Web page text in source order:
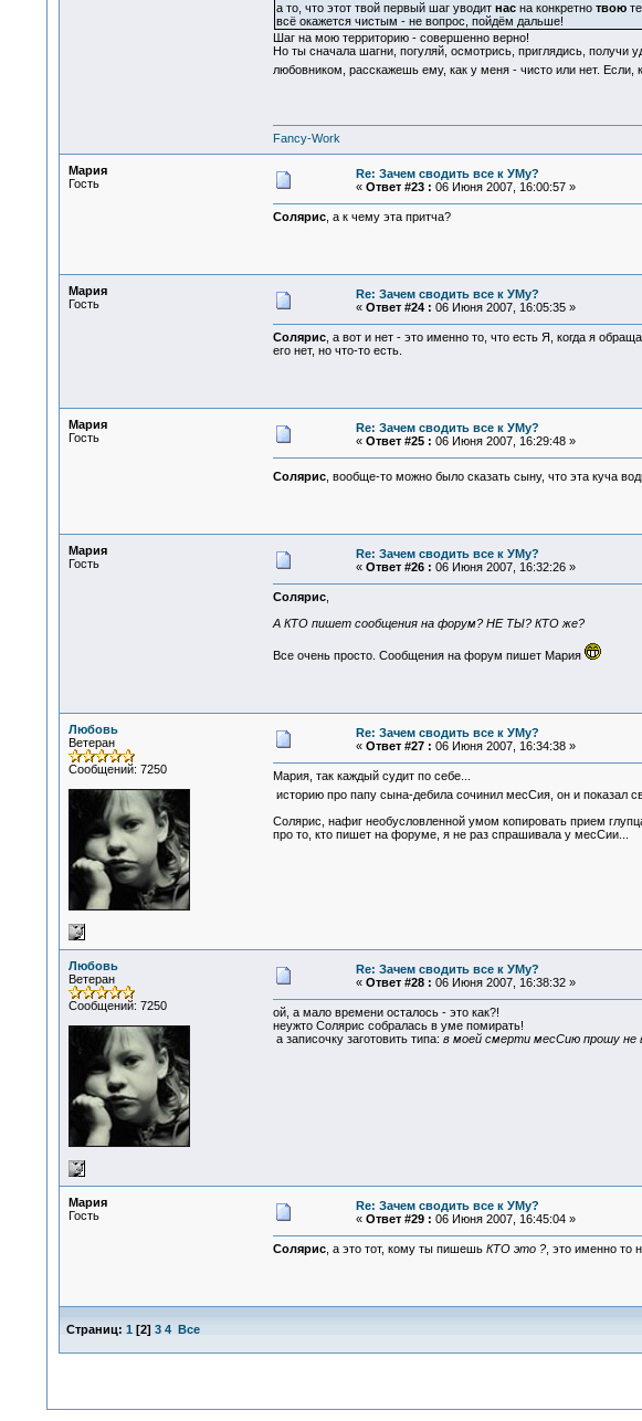
а то, что этот твой первый шаг уводит насна конкретно твою
всё окажется чистым - не вопрос, пойдём дальше!
Шаг на мою территорию - совершенно верно!
Но ты сначала шагни, погуляй, осмотрись, приглядись,
любовником, расскажешь ему, как у меня - чисто или нет. Если,
Fancy-Work
Мария
Гость
Re: Зачем сводить все к УМу?
« Ответ #23 : 06 Июня 2007, 16:00:57 »
Солярис, а к чему эта притча?
Мария
Гость
Re: Зачем сводить все к УМу?
« Ответ #24 : 06 Июня 2007, 16:05:35 »
Солярис, а вот и нет - это именно то, что есть Я, когда я
его нет, но что-то есть.
Мария
Гость
Re: Зачем сводить все к УМу?
« Ответ #25 : 06 Июня 2007, 16:29:48 »
Солярис, вообще-то можно было сказать сыну, что эта куча
Мария
Гость
Re: Зачем сводить все к УМу?
« Ответ #26 : 06 Июня 2007, 16:32:26 »
Солярис,
А КТО пишет сообщения на форум? НЕ ТЫ? КТО же?
Все очень просто. Сообщения на форум пишет Мария
Любовь
Ветеран
Сообщений: 7250
Re: Зачем сводить все к УМу?
« Ответ #27 : 06 Июня 2007, 16:34:38 »
Мария, так каждый судит по себе...
историю про папу сына-дебила сочинил месСия, он и показал
Солярис, нафиг необусловленной умом копировать прием
про то, кто пишет на форуме, я не раз спрашивала у месСии...
Любовь
Ветеран
Сообщений: 7250
Re: Зачем сводить все к УМу?
« Ответ #28 : 06 Июня 2007, 16:38:32 »
ой, а мало времени осталось - это как?!
неужто Солярис собралась в уме помирать!
а записочку заготовить типа: в моей смерти месСию прошу не
Мария
Гость
Re: Зачем сводить все к УМу?
« Ответ #29 : 06 Июня 2007, 16:45:04 »
Солярис, а это тот, кому ты пишешь КТО это ?, это именно то
Страниц: 1 [2] 3 4 Все